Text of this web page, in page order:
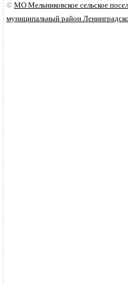
© МО Мельниковское сельское
муниципальный район